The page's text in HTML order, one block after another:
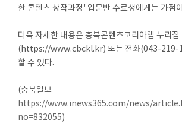
한 콘텐츠 창작과정' 입문반 수료생에게는 가점
더욱 자세한 내용은 충북콘텐츠코리아랩 누리집
(https://www.cbckl.kr) 또는 전화(043-219-
할 수 있다.
(충북일보
https://www.inews365.com/news/
no=832055)